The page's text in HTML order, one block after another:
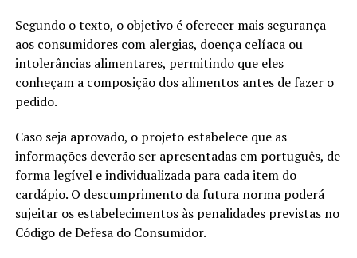
Segundo o texto, o objetivo é oferecer mais segurança
aos consumidores com alergias, doença celíaca ou
intolerâncias alimentares, permitindo que eles
conheçam a composição dos alimentos antes de fazer o
pedido.
Caso seja aprovado, o projeto estabelece que as
informações deverão ser apresentadas em português, de
forma legível e individualizada para cada item do
cardápio. O descumprimento da futura norma poderá
sujeitar os estabelecimentos às penalidades previstas no
Código de Defesa do Consumidor.